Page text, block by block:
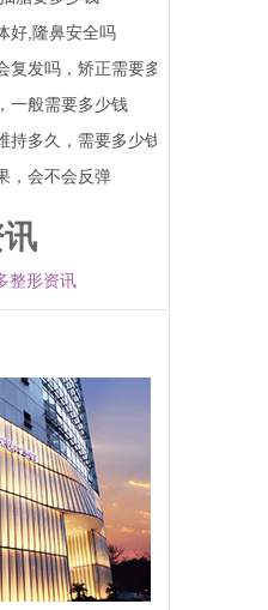
好,隆鼻安全吗
一般需要多少钱
持多久，需要多少钱
，会不会反弹
整形资讯